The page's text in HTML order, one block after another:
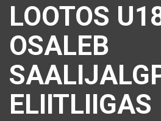
LOOTOS
OSALEB
ELIITLIIGAS